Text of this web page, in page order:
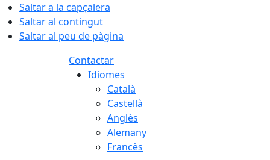
Saltar a la capçalera
Saltar al contingut
Saltar al peu de pàgina
Contactar
Idiomes
Català
Castellà
Anglès
Alemany
Francès